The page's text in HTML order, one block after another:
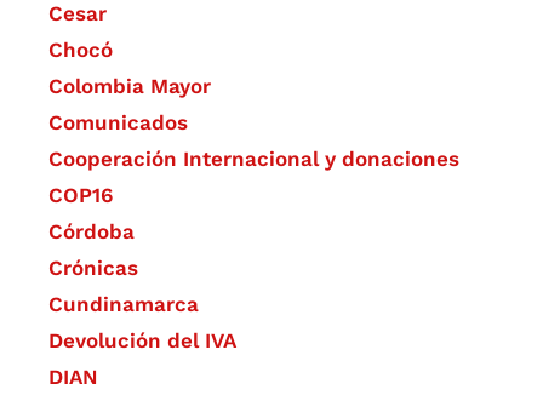
Cesar
Chocó
Colombia Mayor
Comunicados
Cooperación Internacional y donaciones
COP16
Córdoba
Crónicas
Cundinamarca
Devolución del IVA
DIAN